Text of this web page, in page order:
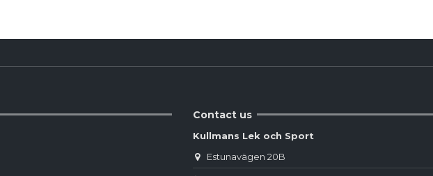
Contact us
Kullmans Lek och Sport
Estunavägen 20B